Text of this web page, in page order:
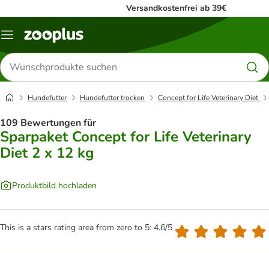
Versandkostenfrei ab 39€
Menü
Produkte
suchen
Hundefutter Hundefutter trocken Concept for Life Veterinary Diet
109 Bewertungen für
Sparpaket Concept for Life Veterinary
Diet 2 x 12 kg
Produktbild hochladen
This is a stars rating area from zero to 5: 4.6/5